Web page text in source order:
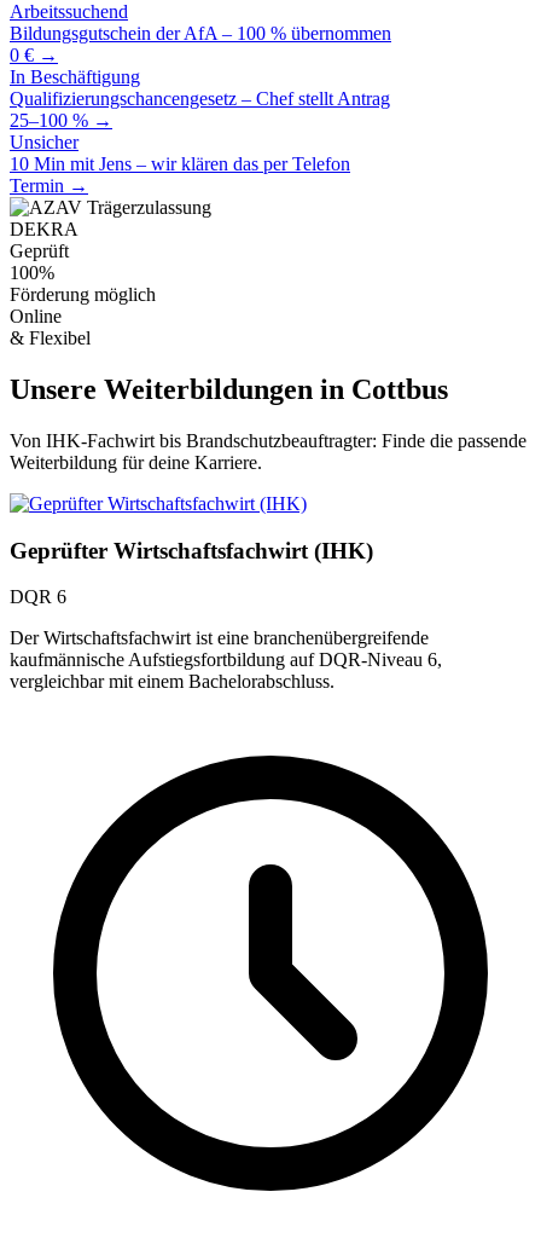
Arbeitssuchend
Bildungsgutschein der AfA – 100 % übernommen
0 € →
In Beschäftigung
Qualifizierungschancengesetz – Chef stellt Antrag
25–100 % →
Unsicher
10 Min mit Jens – wir klären das per Telefon
Termin →
DEKRA
Geprüft
100%
Förderung möglich
Online
& Flexibel
Unsere Weiterbildungen in Cottbus
Von IHK-Fachwirt bis Brandschutzbeauftragter: Finde die passende
Weiterbildung für deine Karriere.
Geprüfter Wirtschaftsfachwirt (IHK)
DQR 6
Der Wirtschaftsfachwirt ist eine branchenübergreifende
kaufmännische Aufstiegsfortbildung auf DQR-Niveau 6,
vergleichbar mit einem Bachelorabschluss.